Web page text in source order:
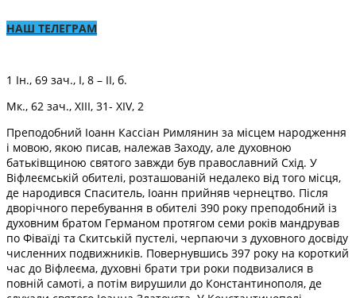
НАШ ТЕЛЕГРАМ
1 Ін., 69 зач., І, 8 – ІІ, б.
Мк., 62 зач., ХІІІ, 31- ХІV, 2
Преподобний Іоанн Кассіан Римлянин за місцем народження
і мовою, якою писав, належав Заходу, але духовною
батьківщиною святого завжди був православний Схід. У
Віфлеємській обителі, розташованій недалеко від того місця,
де народився Спаситель, Іоанн прийняв чернецтво. Після
дворічного перебування в обителі 390 року преподобний із
духовним братом Германом протягом семи років мандрував
по Фіваїді та Скитській пустелі, черпаючи з духовного досвіду
численних подвижників. Повернувшись 397 року на короткий
час до Віфлеєма, духовні брати три роки подвизалися в
повній самоті, а потім вирушили до Константинополя, де